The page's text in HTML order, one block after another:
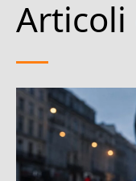
Articoli